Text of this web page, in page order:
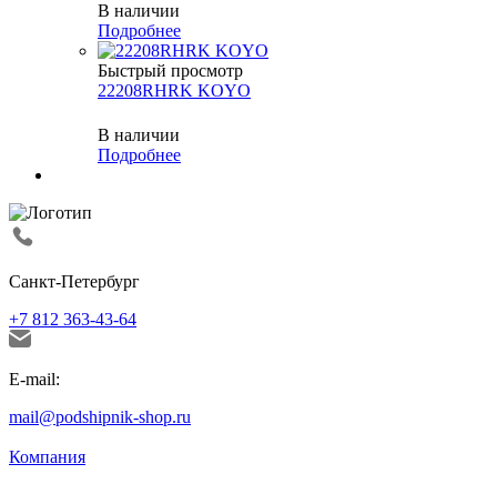
В наличии
Подробнее
Быстрый просмотр
22208RHRK KOYO
В наличии
Подробнее
Санкт-Петербург
+7 812 363-43-64
E-mail:
mail@podshipnik-shop.ru
Компания